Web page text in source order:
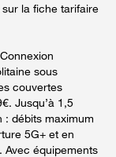
la fiche tarifaire
Connexion
sous
couvertes
Jusqu’à 1,5
: débits maximum
5G+ et en
Avec équipements